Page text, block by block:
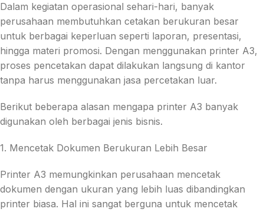
Dalam kegiatan operasional sehari-hari, banyak
perusahaan membutuhkan cetakan berukuran besar
untuk berbagai keperluan seperti laporan, presentasi,
hingga materi promosi. Dengan menggunakan printer A3,
proses pencetakan dapat dilakukan langsung di kantor
tanpa harus menggunakan jasa percetakan luar.
Berikut beberapa alasan mengapa printer A3 banyak
digunakan oleh berbagai jenis bisnis.
1. Mencetak Dokumen Berukuran Lebih Besar
Printer A3 memungkinkan perusahaan mencetak
dokumen dengan ukuran yang lebih luas dibandingkan
printer biasa. Hal ini sangat berguna untuk mencetak